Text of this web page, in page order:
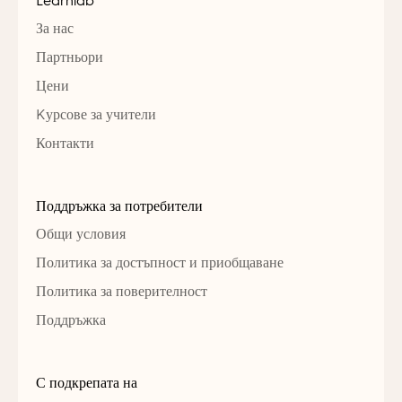
За нас
Партньори
Цени
Kурсове за учители
Контакти
Поддръжка за потребители
Общи условия
Политика за достъпност и приобщаване
Политика за поверителност
Поддръжка
С подкрепата на